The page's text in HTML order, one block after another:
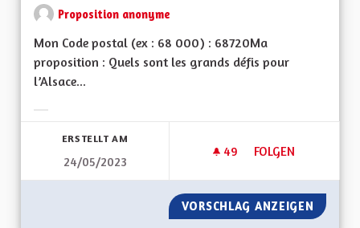
Proposition anonyme
Mon Code postal (ex : 68 000) : 68720Ma
proposition : Quels sont les grands défis pour
l’Alsace...
ERSTELLT AM
24/05/2023
49 49 FOLLOWER
FOLGEN
TRANSPORTS
VORSCHLAG ANZEIGEN